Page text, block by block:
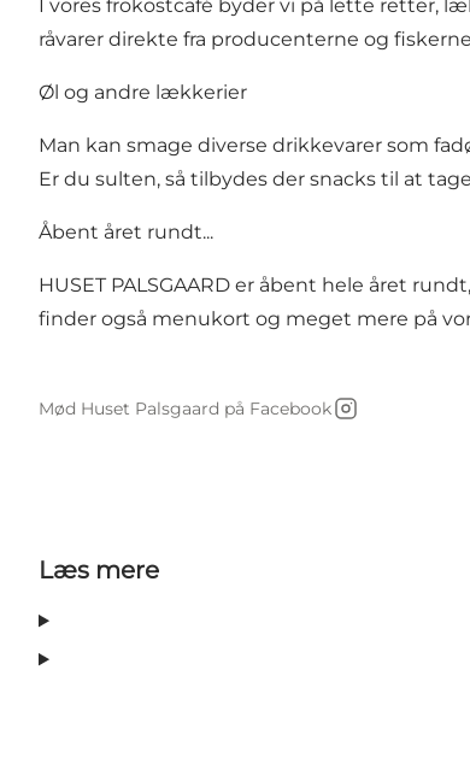
I vores frokostcafé byder vi på lette retter,
råvarer direkte fra producenterne og
Øl og andre lækkerier
Man kan smage diverse drikkevarer som
Er du sulten, så tilbydes der snacks til at
Åbent året rundt...
HUSET PALSGAARD er åbent hele året
finder også menukort og meget mere på
Mød Huset Palsgaard på Facebook
Instagram
Læs mere